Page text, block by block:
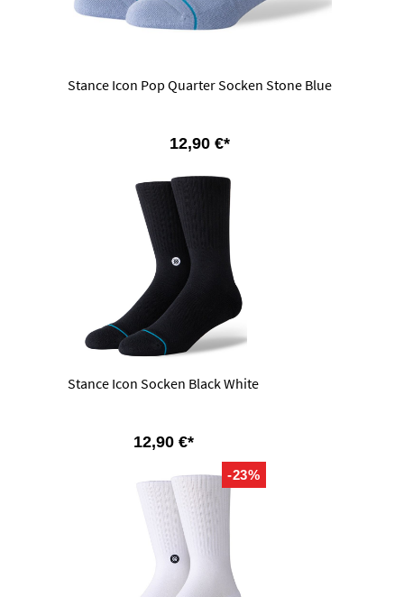
Stance Icon Pop Quarter Socken Stone Blue
12,90 €*
Stance Icon Socken Black White
12,90 €*
-23%